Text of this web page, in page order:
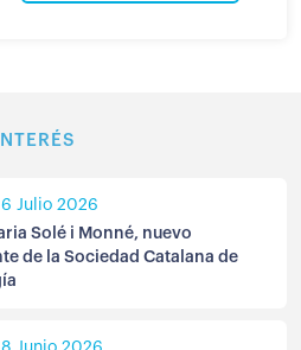
Julio 2026
Solé i Monné, nuevo
de la Sociedad Catalana de